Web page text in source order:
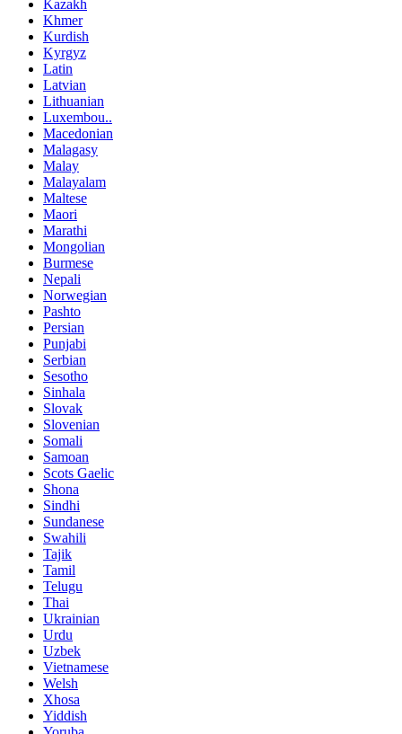
Kazakh
Khmer
Kurdish
Kyrgyz
Latin
Latvian
Lithuanian
Luxembou..
Macedonian
Malagasy
Malay
Malayalam
Maltese
Maori
Marathi
Mongolian
Burmese
Nepali
Norwegian
Pashto
Persian
Punjabi
Serbian
Sesotho
Sinhala
Slovak
Slovenian
Somali
Samoan
Scots Gaelic
Shona
Sindhi
Sundanese
Swahili
Tajik
Tamil
Telugu
Thai
Ukrainian
Urdu
Uzbek
Vietnamese
Welsh
Xhosa
Yiddish